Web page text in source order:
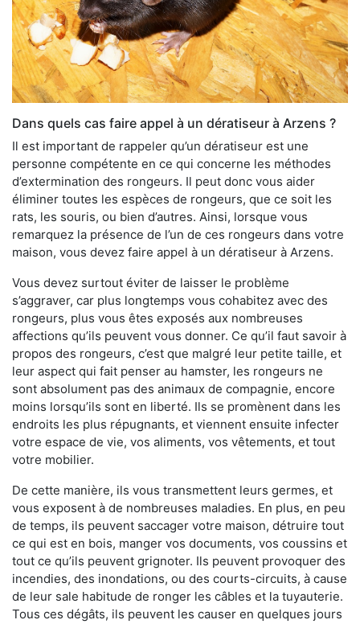
Dans quels cas faire appel à un dératiseur à Arzens ?
Il est important de rappeler qu’un dératiseur est une
personne compétente en ce qui concerne les méthodes
d’extermination des rongeurs. Il peut donc vous aider
éliminer toutes les espèces de rongeurs, que ce soit les
rats, les souris, ou bien d’autres. Ainsi, lorsque vous
remarquez la présence de l’un de ces rongeurs dans votre
maison, vous devez faire appel à un dératiseur à Arzens.
Vous devez surtout éviter de laisser le problème
s’aggraver, car plus longtemps vous cohabitez avec des
rongeurs, plus vous êtes exposés aux nombreuses
affections qu’ils peuvent vous donner. Ce qu’il faut savoir à
propos des rongeurs, c’est que malgré leur petite taille, et
leur aspect qui fait penser au hamster, les rongeurs ne
sont absolument pas des animaux de compagnie, encore
moins lorsqu’ils sont en liberté. Ils se promènent dans les
endroits les plus répugnants, et viennent ensuite infecter
votre espace de vie, vos aliments, vos vêtements, et tout
votre mobilier.
De cette manière, ils vous transmettent leurs germes, et
vous exposent à de nombreuses maladies. En plus, en peu
de temps, ils peuvent saccager votre maison, détruire tout
ce qui est en bois, manger vos documents, vos coussins et
tout ce qu’ils peuvent grignoter. Ils peuvent provoquer des
incendies, des inondations, ou des courts-circuits, à cause
de leur sale habitude de ronger les câbles et la tuyauterie.
Tous ces dégâts, ils peuvent les causer en quelques jours